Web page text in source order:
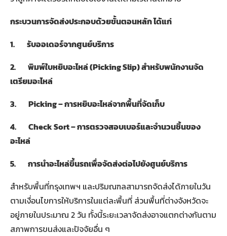
กระบวนการจัดส่งประกอบด้วยขั้นตอนหลัก ได้แก่
1. รับออเดอร์จากศูนย์บริการ
2. พิมพ์ใบหยิบอะไหล่ (Picking Slip)สำหรับพนักงานจัด
เตรียมอะไหล่
3. Picking –การหยิบอะไหล่จากพื้นที่จัดเก็บ
4. Check Sort –การตรวจสอบเบอร์และจำนวนชิ้นของ
อะไหล่
5. การนำอะไหล่ขึ้นรถเพื่อจัดส่งต่อไปยังศูนย์บริการ
สำหรับพื้นที่กรุงเทพฯ และปริมณฑลสามารถจัดส่งได้ภายในวัน
ตามเงื่อนไขการให้บริการในแต่ละพื้นที่ ส่วนพื้นที่ต่างจังหวัดจะ
อยู่ภายในประมาณ 2 วัน ทั้งนี้ระยะเวลาจัดส่งอาจแตกต่างกันตาม
สภาพการขนส่งและปัจจัยอื่น ๆ